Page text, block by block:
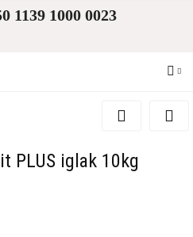
1139 1000 0023
Zaloguj się
Dodaj zgłoszenie
PLUS iglak 10kg